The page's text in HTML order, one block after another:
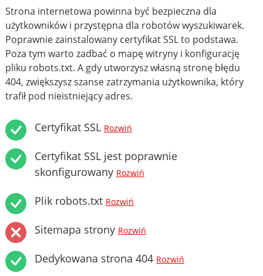
Strona internetowa powinna być bezpieczna dla
użytkowników i przystępna dla robotów wyszukiwarek.
Poprawnie zainstalowany certyfikat SSL to podstawa.
Poza tym warto zadbać o mapę witryny i konfigurację
pliku robots.txt. A gdy utworzysz własną stronę błędu
404, zwiększysz szanse zatrzymania użytkownika, który
trafił pod nieistniejący adres.
Certyfikat SSL Rozwiń
Certyfikat SSL jest poprawnie
skonfigurowany Rozwiń
Plik robots.txt Rozwiń
Sitemapa strony Rozwiń
Dedykowana strona 404 Rozwiń